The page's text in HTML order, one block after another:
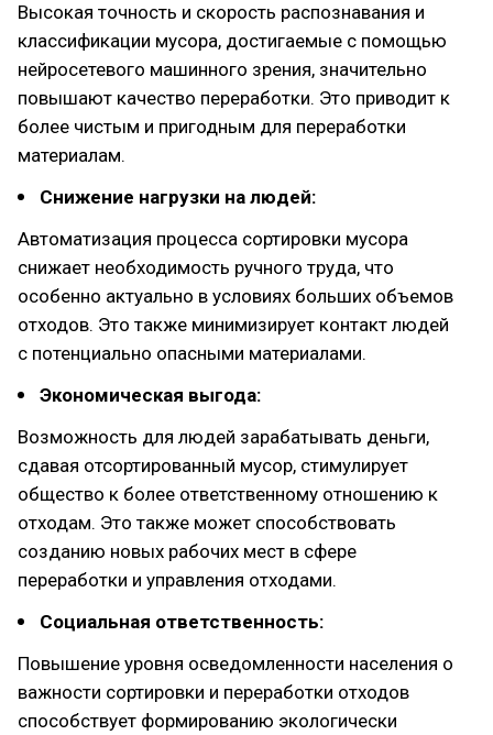
Высокая точность и скорость распознавания и
классификации мусора, достигаемые с помощью
нейросетевого машинного зрения, значительно
повышают качество переработки. Это приводит к
более чистым и пригодным для переработки
материалам.
Снижение нагрузки на людей:
Автоматизация процесса сортировки мусора
снижает необходимость ручного труда, что
особенно актуально в условиях больших объемов
отходов. Это также минимизирует контакт людей
с потенциально опасными материалами.
Экономическая выгода:
Возможность для людей зарабатывать деньги,
сдавая отсортированный мусор, стимулирует
общество к более ответственному отношению к
отходам. Это также может способствовать
созданию новых рабочих мест в сфере
переработки и управления отходами.
Социальная ответственность:
Повышение уровня осведомленности населения о
важности сортировки и переработки отходов
способствует формированию экологически